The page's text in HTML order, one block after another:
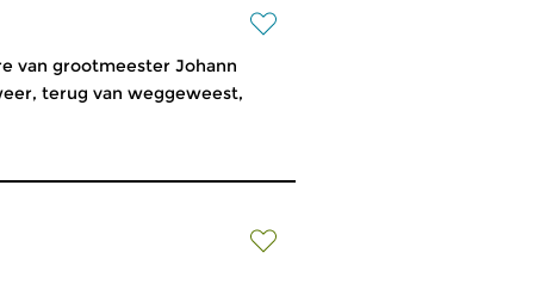
van grootmeester Johann
terug van weggeweest,